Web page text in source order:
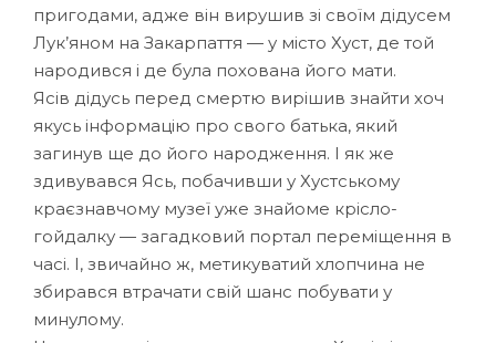
пригодами, адже він вирушив зі своїм дідусем
Лук’яном на Закарпаття — у місто Хуст, де той
народився і де була похована його мати.
Ясів дідусь перед смертю вирішив знайти хоч
якусь інформацію про свого батька, який
загинув ще до його народження. І як же
здивувався Ясь, побачивши у Хустському
краєзнавчому музеї уже знайоме крісло-
гойдалку — загадковий портал переміщення в
часі. І, звичайно ж, метикуватий хлопчина не
збирався втрачати свій шанс побувати у
минулому.